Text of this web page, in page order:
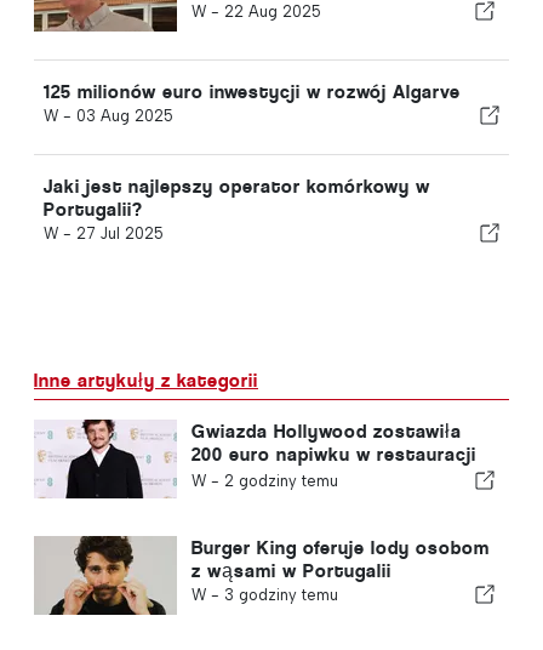
W - 22 Aug 2025
125 milionów euro inwestycji w rozwój Algarve
W - 03 Aug 2025
Jaki jest najlepszy operator komórkowy w
Portugalii?
W - 27 Jul 2025
Inne artykuły z kategorii
Gwiazda Hollywood zostawiła
200 euro napiwku w restauracji
w Portugalii
W - 2 godziny temu
Burger King oferuje lody osobom
z wąsami w Portugalii
W - 3 godziny temu